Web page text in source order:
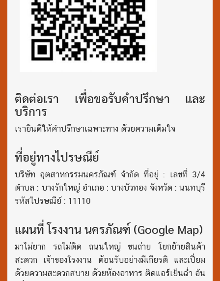
ติดต่อเรา เพื่อขอรับคำปรึกษา และ
บริการ
เรายินดีให้คำปรึกษาเฉพาะทาง ด้วยความเต็มใจ
ที่อยู่ทางไปรษณีย์
บริษัท อุตสาหกรรมนครภัณฑ์ จำกัด ที่อยู่ : เลขที่ 3/4
ตำบล : บางรักใหญ่ อำเภอ : บางบัวทอง จังหวัด : นนทบุรี
รหัสไปรษณีย์ : 11110
แผนที่ โรงงาน นครภัณฑ์ (Google Map)
มาไม่ยาก รถไม่ติด ถนนใหญ่ ขนถ่าย โยกย้ายสินค้า
สะดวก เจ้าของโรงงาน ต้อนรับอย่างมีเกียรติ และเปี่ยม
ด้วยความสะดวกสบาย ด้วยห้องอาหาร ติดแอร์เย็นฉ่ำ อัน